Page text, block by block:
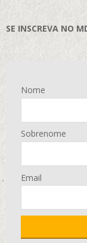
SE INSCREVA NO
Nome
Sobrenome
Email